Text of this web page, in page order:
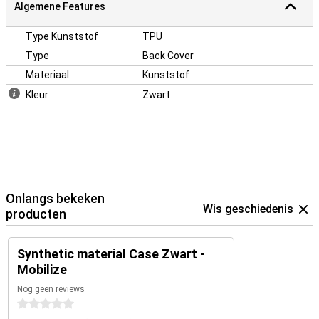
Algemene Features
Type Kunststof
TPU
Type
Back Cover
Materiaal
Kunststof
Kleur
Zwart
Onlangs bekeken
producten
Wis geschiedenis
Synthetic material Case Zwart -
Mobilize
Nog geen reviews
0 sterren